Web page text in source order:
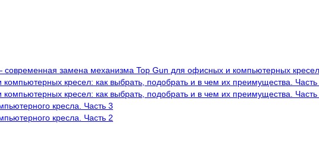
замена механизма Top Gun для офисных и компьютерных кресел
кресел: как выбрать, подобрать и в чем их преимущества. Часть
кресел: как выбрать, подобрать и в чем их преимущества. Часть
кресла. Часть 3
кресла. Часть 2